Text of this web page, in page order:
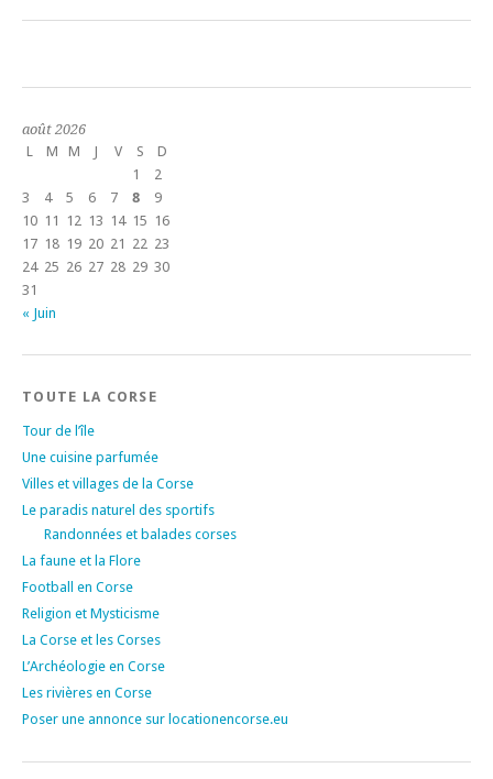
août 2026
L
M M J V S
D
1
2
3
4 5 6 7 8
9
10 11 12 13 14 15 16
17 18 19 20 21 22 23
24 25 26 27 28 29 30
31
« Juin
TOUTE LA CORSE
Tour de l’île
Une cuisine parfumée
Villes et villages de la Corse
Le paradis naturel des sportifs
Randonnées et balades corses
La faune et la Flore
Football en Corse
Religion et Mysticisme
La Corse et les Corses
L’Archéologie en Corse
Les rivières en Corse
Poser une annonce sur locationencorse.eu